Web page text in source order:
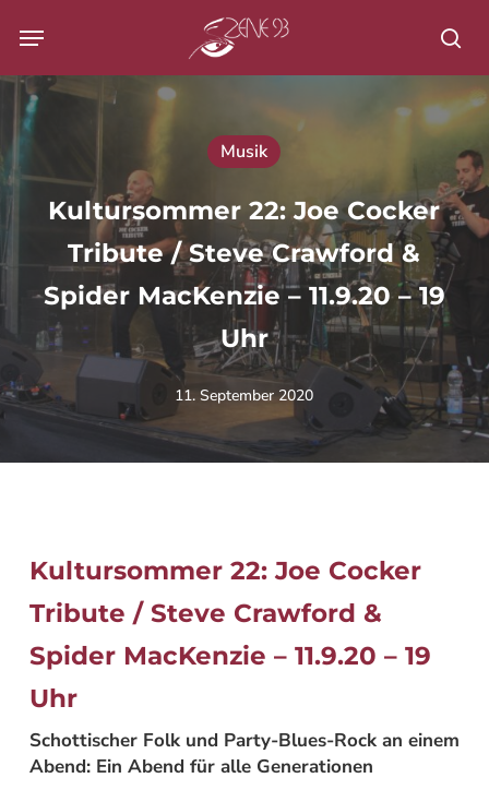
content
Menu
Musik
Kultursommer 22: Joe Cocker
Tribute / Steve Crawford &
Spider MacKenzie – 11.9.20 – 19
Uhr
11. September 2020
Kultursommer 22: Joe Cocker
Tribute / Steve Crawford &
Spider MacKenzie – 11.9.20 – 19
Uhr
Schottischer Folk und Party-Blues-Rock an einem
Abend: Ein Abend für alle Generationen